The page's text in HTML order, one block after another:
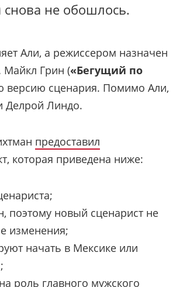
не обошлось.
Али, а режиссером назначен
Майкл Грин («Бегущий по
версию сценария. Помимо Али,
Делрой Линдо.
предоставил
которая приведена ниже:
поэтому новый сценарист не
изменения;
начать в Мексике или
роль главного мужского